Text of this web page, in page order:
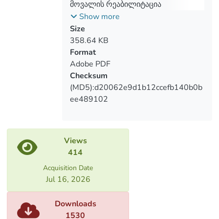
from the civil circulation and the register
of entrepreneurs and non-entrepreneurial
legal entities.
მოვალის რეაბილიტაცია
„რეაბილიტაციისა და კრედიტორთა
დაკმაყოფილების შესახებ“
კანონპროექტის თავისებურებების
გათვალისწინებით
Show more
Size
358.64 KB
Format
Adobe PDF
Checksum
(MD5):d20062e9d1b12ccefb140b0b
ee489102
Views
414
Acquisition Date
Jul 16, 2026
Downloads
1530